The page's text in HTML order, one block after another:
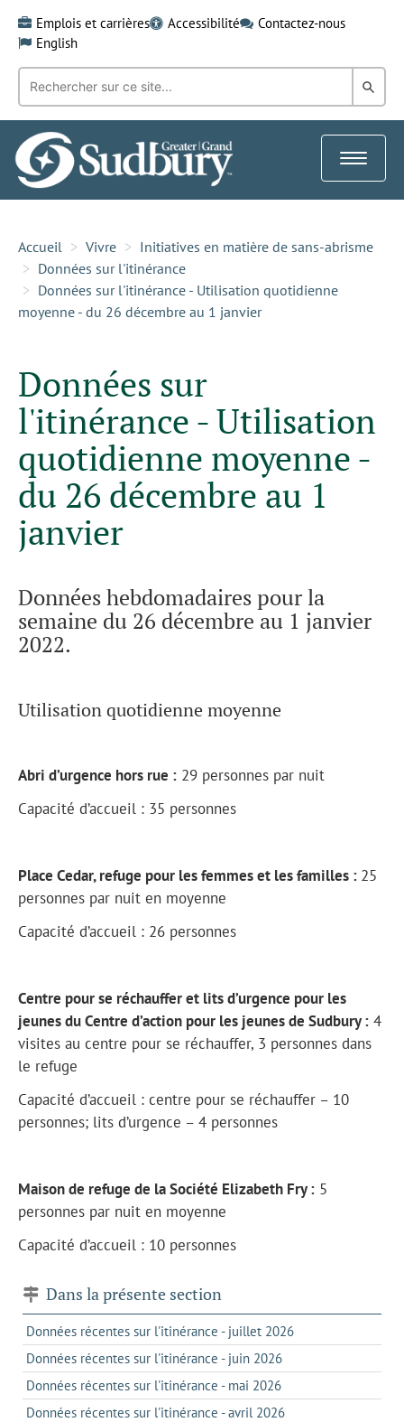
content
Emplois et carrières Accessibilité
Contactez-nous
English
Recherche
mot-
clé:
dans
Toggle
Accueil Vivre
Initiatives en matière de sans-abrisme
Données sur l'itinérance
Données sur l'itinérance - Utilisation quotidienne
moyenne - du 26 décembre au 1 janvier
Données sur
l'itinérance - Utilisation
quotidienne moyenne -
du 26 décembre au 1
janvier
Données hebdomadaires pour la
semaine du 26 décembre au 1 janvier
2022.
Utilisation quotidienne moyenne
Abri d’urgence hors rue : 29 personnes par nuit
Capacité d’accueil : 35 personnes
Place Cedar, refuge pour les femmes et les familles : 25
personnes par nuit en moyenne
Capacité d’accueil : 26 personnes
Centre pour se réchauffer et lits d’urgence pour les
jeunes du Centre d’action pour les jeunes de Sudbury : 4
visites au centre pour se réchauffer, 3 personnes dans
le refuge
Capacité d’accueil : centre pour se réchauffer – 10
personnes; lits d’urgence – 4 personnes
Maison de refuge de la Société Elizabeth Fry : 5
personnes par nuit en moyenne
Capacité d’accueil : 10 personnes
Dans la présente section
Données récentes sur l'itinérance - juillet 2026
Données récentes sur l'itinérance - juin 2026
Données récentes sur l'itinérance - mai 2026
Données récentes sur l'itinérance - avril 2026